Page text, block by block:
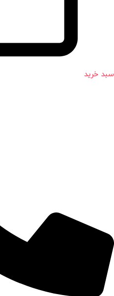
سبد خرید